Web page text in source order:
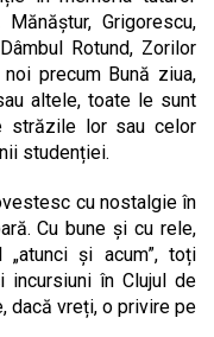
Grigorescu,
Rotund, Zorilor
precum Bună ziua,
altele, toate le sunt
străzile lor sau celor
studenției.
cu nostalgie în
Cu bune și cu rele,
și acum”, toți
incursiuni în Clujul de
dacă vreți, o privire pe